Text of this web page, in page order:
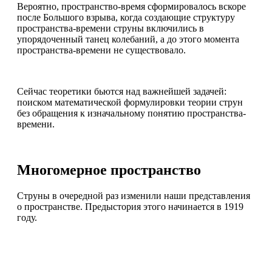
Вероятно, пространство-время сформировалось вскоре
после Большого взрыва, когда создающие структуру
пространства-времени струны включились в
упорядоченный танец колебаний, а до этого момента
пространства-времени не существовало.
Сейчас теоретики бьются над важнейшей задачей:
поиском математической формулировки теории струн
без обращения к изначальному понятию пространства-
времени.
Многомерное пространство
Струны в очередной раз изменили наши представления
о пространстве. Предыстория этого начинается в 1919
году.